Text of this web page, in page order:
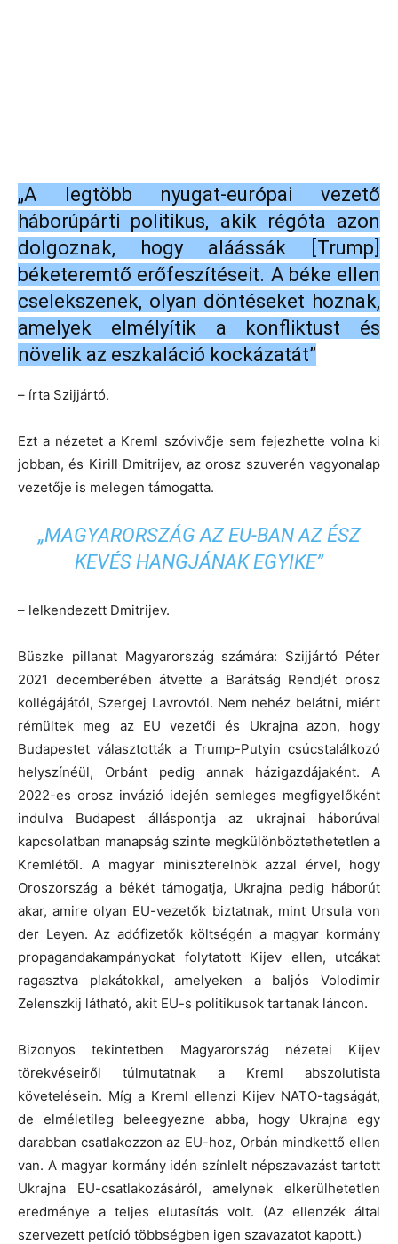
„A legtöbb nyugat-európai vezető
háborúpárti politikus, akik régóta azon
dolgoznak, hogy aláássák [Trump]
béketeremtő erőfeszítéseit. A béke ellen
cselekszenek, olyan döntéseket hoznak,
amelyek elmélyítik a konfliktust és
növelik az eszkaláció kockázatát”
– írta Szijjártó.
Ezt a nézetet a Kreml szóvivője sem fejezhette volna ki
jobban, és Kirill Dmitrijev, az orosz szuverén vagyonalap
vezetője is melegen támogatta.
„MAGYARORSZÁG AZ EU-BAN AZ ÉSZ
KEVÉS HANGJÁNAK EGYIKE”
– lelkendezett Dmitrijev.
Büszke pillanat Magyarország számára: Szijjártó Péter
2021 decemberében átvette a Barátság Rendjét orosz
kollégájától, Szergej Lavrovtól. Nem nehéz belátni, miért
rémültek meg az EU vezetői és Ukrajna azon, hogy
Budapestet választották a Trump-Putyin csúcstalálkozó
helyszínéül, Orbánt pedig annak házigazdájaként.
A
2022-es orosz invázió idején semleges megfigyelőként
indulva Budapest álláspontja az ukrajnai háborúval
kapcsolatban manapság szinte megkülönböztethetetlen a
Kremlétől.
A magyar miniszterelnök azzal érvel, hogy
Oroszország a békét támogatja, Ukrajna pedig háborút
akar, amire olyan EU-vezetők biztatnak, mint Ursula von
der Leyen. Az adófizetők költségén a magyar kormány
propagandakampányokat folytatott Kijev ellen, utcákat
ragasztva plakátokkal, amelyeken a baljós Volodimir
Zelenszkij látható, akit EU-s politikusok tartanak láncon.
Bizonyos tekintetben Magyarország nézetei Kijev
törekvéseiről túlmutatnak a Kreml abszolutista
követelésein. Míg a Kreml ellenzi Kijev NATO-tagságát,
de elméletileg beleegyezne abba, hogy Ukrajna egy
darabban csatlakozzon az EU-hoz, Orbán mindkettő ellen
van. A magyar kormány idén színlelt népszavazást tartott
Ukrajna EU-csatlakozásáról, amelynek elkerülhetetlen
eredménye a teljes elutasítás volt.
(Az ellenzék által
szervezett petíció többségben igen szavazatot kapott.)